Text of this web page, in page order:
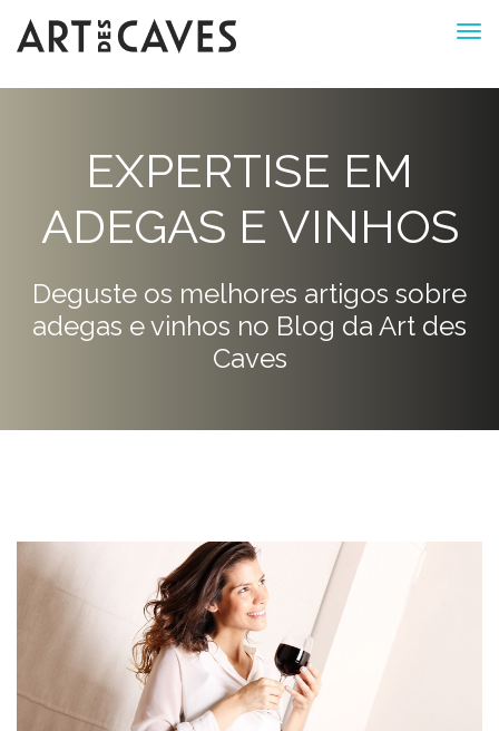
EXPERTISE EM
ADEGAS E VINHOS
Deguste os melhores artigos sobre
adegas e vinhos no Blog da Art des
Caves